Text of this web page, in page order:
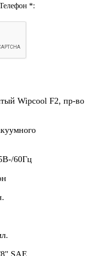
*:
Wipcool F2, пр-во
60Гц
SAE